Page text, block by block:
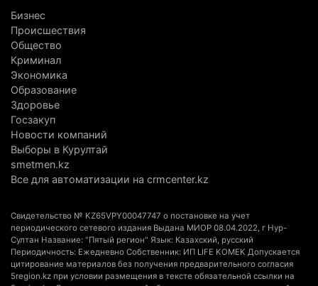
Алматинской области, судят спустя год после
трагедии
5 августа 2026 г. 09:17
В Алматинской области запустят производство
катеров для Formula-1 H2O и откроют академию
пилотов
В Alatau City Authority назначили нового
Партия «Әділет» предложила превратить
университеты в центры технологий и новых
рабочих мест
Бизнес
Происшествия
Общество
Криминал
Экономика
Образование
Здоровье
Госзакуп
Новости компаний
Выборы в Курултай
smetmen.kz
Все для автоматизации на crmcenter.kz
Свидетельство № KZ65VPY00047747 о постановке на учет
периодического сетевого издания Выдана МИОР 08.04.2022, г Нур-
Султан Название: "Пятый регион" Язык: Казахский, русский
Периодичность: Ежедневно Собственник: ИП LIFE KOMEK Допускается
цитирование материалов без получения предварительного согласия
5region.kz при условии размещения в тексте обязательной ссылки на